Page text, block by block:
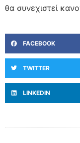
θα συνεχιστεί
FACEBOOK
TWITTER
LINKEDIN